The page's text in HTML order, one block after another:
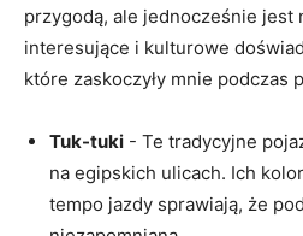
przygodą, ale jednocześnie jest
⁢interesujące i ⁤kulturowe
które zaskoczyły mnie podczas
Tuk-tuki ​- Te tradycyjne
na⁤ egipskich ulicach. Ich
tempo jazdy sprawiają, że